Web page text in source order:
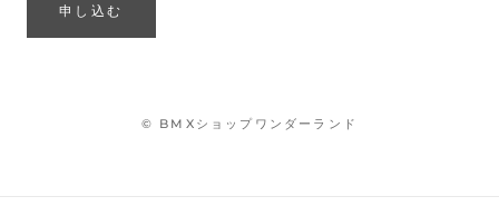
申し込む
© BMXショップワンダーランド